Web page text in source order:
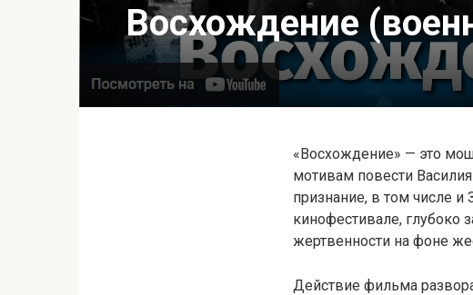
Восхождение
«Восхождение» — это
мотивам повести
признание, в том числе
кинофестивале, глубоко
жертвенности на фоне
Действие фильма